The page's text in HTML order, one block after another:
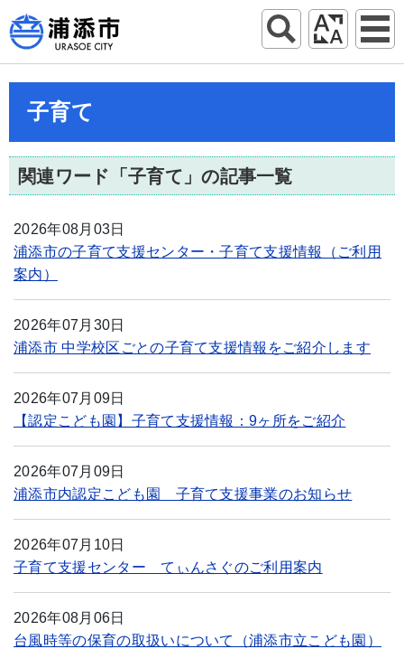
子育て
関連ワード「子育て」の記事一覧
2026年08月03日
浦添市の子育て支援センター・子育て支援情報（ご利用
案内）
2026年07月30日
浦添市 中学校区ごとの子育て支援情報をご紹介します
2026年07月09日
【認定こども園】子育て支援情報：9ヶ所をご紹介
2026年07月09日
浦添市内認定こども園 子育て支援事業のお知らせ
2026年07月10日
子育て支援センター てぃんさぐのご利用案内
2026年08月06日
台風時等の保育の取扱いについて（浦添市立こども園）